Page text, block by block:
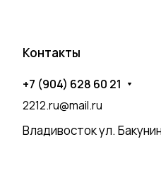
Контакты
+7 (904) 628 60 21
2212.ru@mail.ru
Владивосток ул.